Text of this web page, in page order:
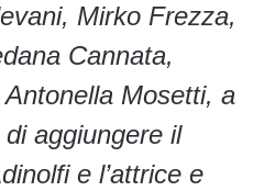
Mirko Frezza,
Cannata,
Mosetti, a
aggiungere il
e l’attrice e